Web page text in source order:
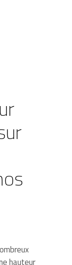
hauteur